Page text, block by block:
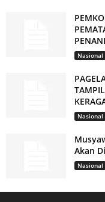
Nasional
Nasional
Akan
Nasional